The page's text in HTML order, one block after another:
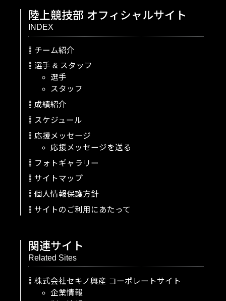
陸上競技部 オフィシャルサイト
INDEX
チーム紹介
選手 & スタッフ
選手
スタッフ
成績紹介
スケジュール
応援メッセージ
応援メッセージを送る
フォトギャラリー
サイトマップ
個人情報保護方針
サイトのご利用にあたって
関連サイト
Related Sites
株式会社セキノ興産 コーポレートサイト
企業情報